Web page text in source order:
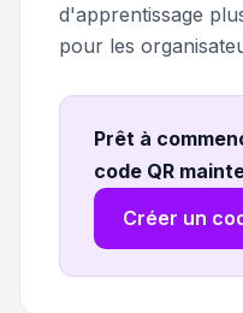
d'apprentissage
pour les
Prêt à
code QR
Créer un